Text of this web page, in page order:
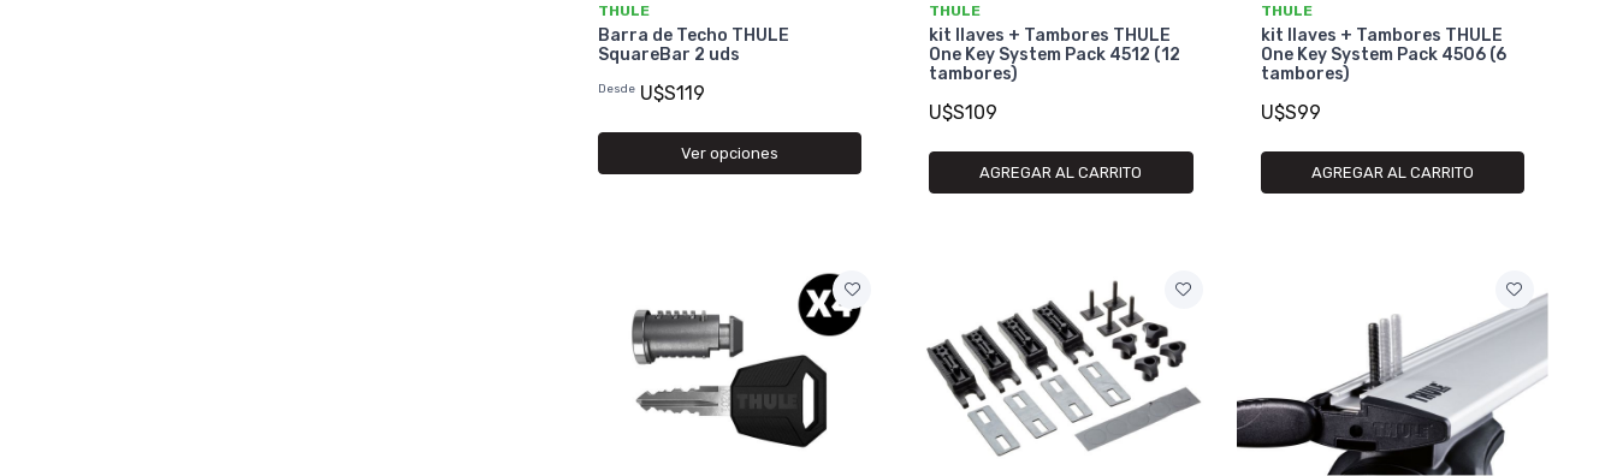
THULE
Barra de Techo THULE
SquareBar 2 uds
Desde U$S119
Ver opciones
THULE
kit llaves + Tambores THULE
One Key System Pack 4512 (12
tambores)
U$S109
AGREGAR AL CARRITO
THULE
kit llaves + Tambores THULE
One Key System Pack 4506 (6
tambores)
U$S99
AGREGAR AL CARRITO